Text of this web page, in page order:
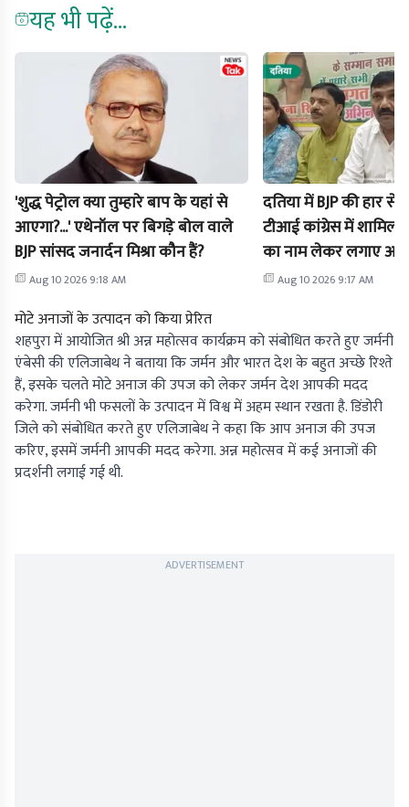
यह भी पढ़ें...
'शुद्ध पेट्रोल क्या तुम्हारे बाप के यहां से
आएगा?...' एथेनॉल पर बिगड़े बोल वाले
BJP सांसद जनार्दन मिश्रा कौन हैं?
Aug 10 2026 9:18 AM
दतिया में BJP की हार
टीआई कांग्रेस में शामिल,
का नाम लेकर लगाए
Aug 10 2026 9:17 AM
मोटे अनाजों के उत्पादन को किया प्रेरित
शहपुरा में आयोजित श्री अन्न महोत्सव कार्यक्रम को संबोधित करते हुए जर्मनी
एंबेसी की एलिजाबेथ ने बताया कि जर्मन और भारत देश के बहुत अच्छे रिश्ते
हैं, इसके चलते मोटे अनाज की उपज को लेकर जर्मन देश आपकी मदद
करेगा. जर्मनी भी फसलों के उत्पादन में विश्व में अहम स्थान रखता है. डिंडोरी
जिले को संबोधित करते हुए एलिजाबेथ ने कहा कि आप अनाज की उपज
करिए, इसमें जर्मनी आपकी मदद करेगा. अन्न महोत्सव में कई अनाजों की
प्रदर्शनी लगाई गई थी.
ADVERTISEMENT